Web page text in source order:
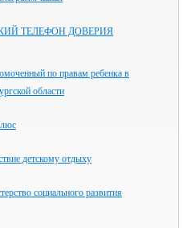
ТЕЛЕФОН ДОВЕРИЯ
по правам ребенка в
области
детскому отдыху
социального развития